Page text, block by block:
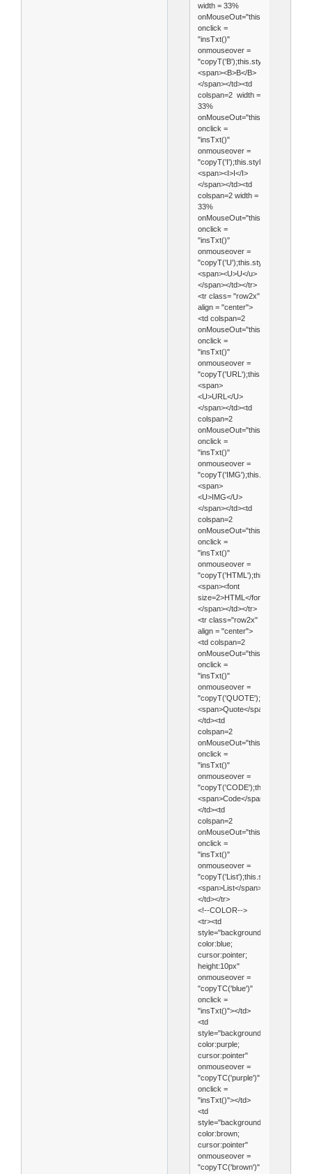
width = 33%
onclick =
"insTxt()"
onmouseover =
<span><B>B</B>
</span></td><td
colspan=2 width =
33%
onclick =
"insTxt()"
onmouseover =
<span><I>I</I>
</span></td><td
colspan=2 width =
33%
onclick =
"insTxt()"
onmouseover =
<span><U>U</u>
</span></td></tr>
<tr class= "row2x"
align = "center">
<td colspan=2
onclick =
"insTxt()"
onmouseover =
<span>
<U>URL</U>
</span></td><td
colspan=2
onclick =
"insTxt()"
onmouseover =
<span>
<U>IMG</U>
</span></td><td
colspan=2
onclick =
"insTxt()"
onmouseover =
<span><font
size=2>HTML</font>
</span></td></tr>
<tr class="row2x"
align = "center">
<td colspan=2
onclick =
"insTxt()"
onmouseover =
<span>Quote</span>
</td><td
colspan=2
onclick =
"insTxt()"
onmouseover =
<span>Code</span>
</td><td
colspan=2
onclick =
"insTxt()"
onmouseover =
<span>List</span>
</td></tr>
<!--COLOR-->
<tr><td
style="background-
color:blue;
cursor:pointer;
height:10px"
onmouseover =
"copyTC('blue')"
onclick =
"insTxt()"></td>
<td
style="background-
color:purple;
cursor:pointer"
onmouseover =
"copyTC('purple')"
onclick =
"insTxt()"></td>
<td
style="background-
color:brown;
cursor:pointer"
onmouseover =
"copyTC('brown')"